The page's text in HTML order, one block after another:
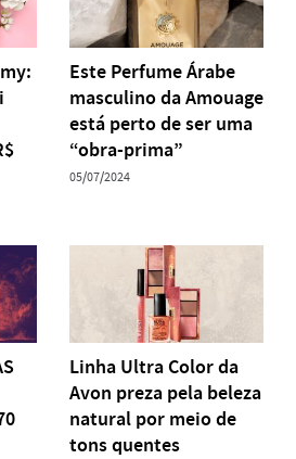
Este Perfume Árabe
masculino da Amouage
está perto de ser uma
“obra-prima”
05/07/2024
Linha Ultra Color da
Avon preza pela beleza
natural por meio de
tons quentes